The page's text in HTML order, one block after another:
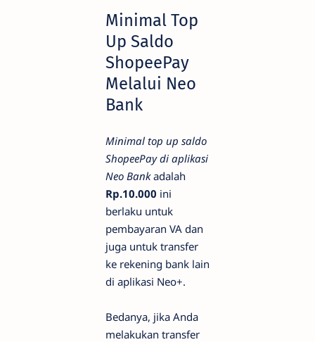
Minimal Top
Up Saldo
ShopeePay
Melalui Neo
Bank
Minimal top up saldo
ShopeePay di aplikasi
Neo Bankadalah
Rp.10.000 ini
berlaku untuk
pembayaran VA dan
juga untuk transfer
ke rekening bank lain
di aplikasi Neo+.
Bedanya, jika Anda
melakukan transfer